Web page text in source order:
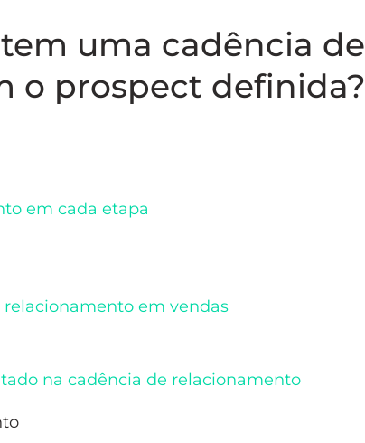
uma cadência de
o prospect definida?
em cada etapa
em vendas
na cadência de relacionamento